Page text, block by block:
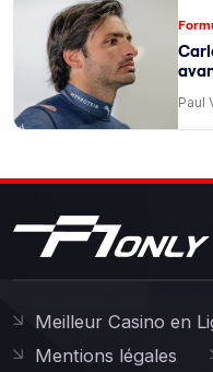
Paul
Meilleur Casino en
Mentions légales